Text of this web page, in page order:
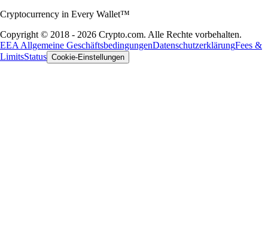
Cryptocurrency in Every Wallet™
Copyright © 2018 - 2026 Crypto.com. Alle Rechte vorbehalten.
EEA Allgemeine GeschäftsbedingungenDatenschutzerklärungFees &
LimitsStatus Cookie-Einstellungen